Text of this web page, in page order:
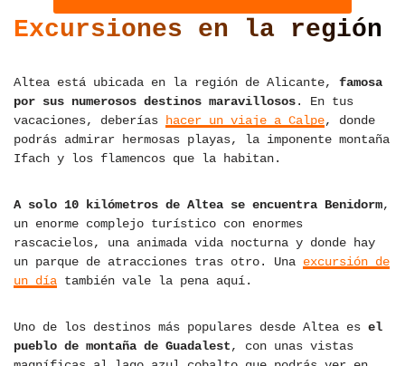
Excursiones en la región
Altea está ubicada en la región de Alicante, famosa
por sus numerosos destinos maravillosos. En tus
vacaciones, deberías hacer un viaje a Calpe, donde
podrás admirar hermosas playas, la imponente montaña
Ifach y los flamencos que la habitan.
A solo 10 kilómetros de Altea se encuentra Benidorm,
un enorme complejo turístico con enormes
rascacielos, una animada vida nocturna y donde hay
un parque de atracciones tras otro. Una excursión de
un día también vale la pena aquí.
Uno de los destinos más populares desde Altea es el
pueblo de montaña de Guadalest, con unas vistas